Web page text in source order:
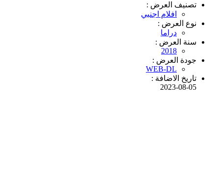
تصنيف العرض :
افلام اجنبي
نوع العرض :
دراما
سنة العرض :
2018
جودة العرض :
WEB-DL
تاريخ الاضافة :
2023-08-05